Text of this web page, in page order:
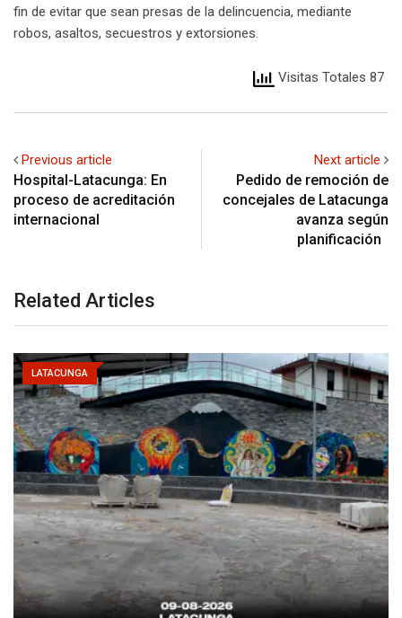
fin de evitar que sean presas de la delincuencia, mediante
robos, asaltos, secuestros y extorsiones.
Visitas Totales 87
Previous article
Hospital-Latacunga: En
proceso de acreditación
internacional
Next article
Pedido de remoción de
concejales de Latacunga
avanza según
planificación
Related Articles
LATACUNGA